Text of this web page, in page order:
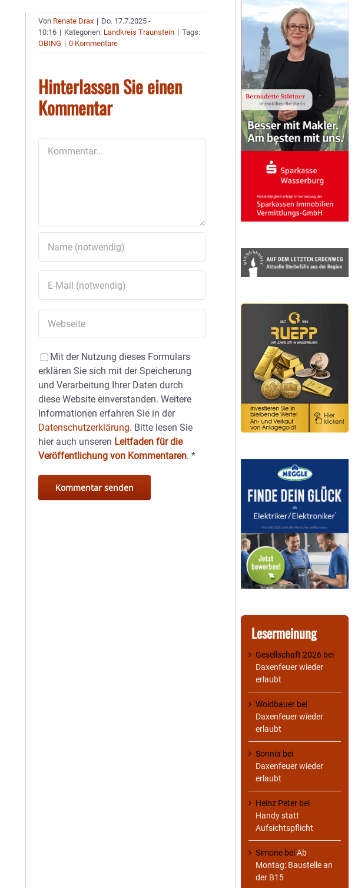
Von Renate Drax | Do. 17.7.2025 -
10:16 | Kategorien: Landkreis Traunstein | Tags:
OBING | 0 Kommentare
Hinterlassen Sie einen
Kommentar
Mit der Nutzung dieses Formulars
erklären Sie sich mit der Speicherung
und Verarbeitung Ihrer Daten durch
diese Website einverstanden. Weitere
Informationen erfahren Sie in der
Datenschutzerklärung. Bitte lesen Sie
hier auch unseren Leitfaden für die
Veröffentlichung von Kommentaren.*
Lesermeinung
Gesellschaft 2026 bei
Daxenfeuer wieder
erlaubt
Woidbauer bei
Daxenfeuer wieder
erlaubt
Sonnia bei
Daxenfeuer wieder
erlaubt
Heinz Peter bei
Handy statt
Aufsichtspflicht
Simone beiAb
Montag: Baustelle an
der B15